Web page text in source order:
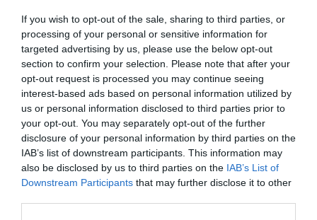
If you wish to opt-out of the sale, sharing to third parties, or
processing of your personal or sensitive information for
targeted advertising by us, please use the below opt-out
section to confirm your selection. Please note that after your
opt-out request is processed you may continue seeing
interest-based ads based on personal information utilized by
us or personal information disclosed to third parties prior to
your opt-out. You may separately opt-out of the further
disclosure of your personal information by third parties on the
IAB’s list of downstream participants. This information may
also be disclosed by us to third parties on the IAB’s List of
Downstream Participants that may further disclose it to other
Letisztultabb, de egyben sportosabb is
lesz a Hyundai Kona